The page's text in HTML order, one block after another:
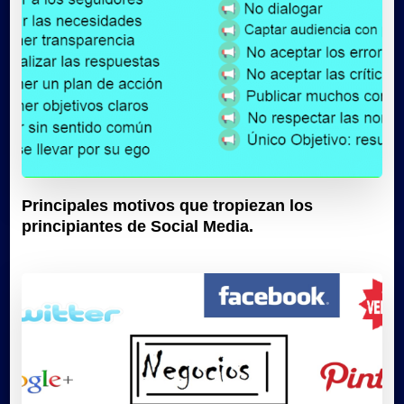
Principales motivos que tropiezan los
principiantes de Social Media.